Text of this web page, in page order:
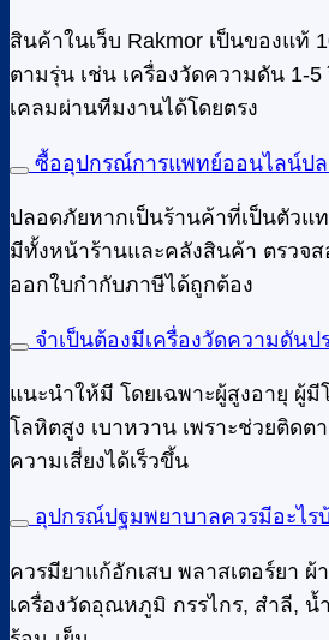
สินค้าในเว็บ Rakmor เป็นของแท้
ตามรุ่น เช่น เครื่องวัดความดัน 1-
เคลมผ่านทีมงานได้โดยตรง
ซื้ออุปกรณ์การแพทย์ออนไลน์ป
ปลอดภัยหากเป็นร้านค้าที่เป็นตัวแ
มีทั้งหน้าร้านและคลังสินค้า ตรวจ
ออกใบกำกับภาษีได้ถูกต้อง
จำเป็นต้องมีเครื่องวัดความดันป
แนะนำให้มี โดยเฉพาะผู้สูงอายุ ผู้
โลหิตสูง เบาหวาน เพราะช่วยติดต
ความเสี่ยงได้เร็วขึ้น
อุปกรณ์ปฐมพยาบาลควรมีอะไร
ควรมียาแก้อักเสบ พลาสเตอร์ยา
เครื่องวัดอุณหภูมิ กรรไกร, สำลี, น้